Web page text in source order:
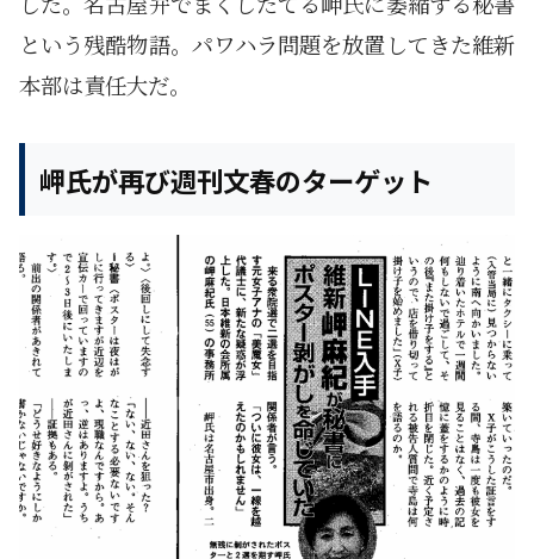
という残酷物語。パワハラ問題を放置してきた維新
本部は責任大だ。
岬氏が再び週刊文春のターゲット